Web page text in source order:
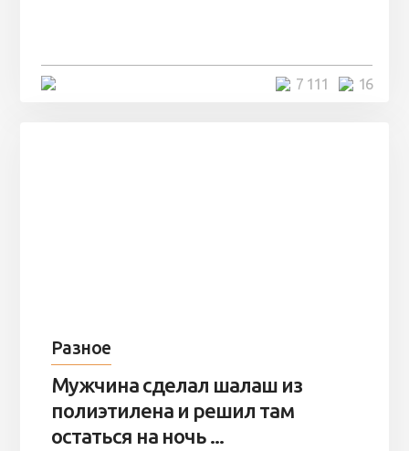
16
7 111
Разное
Мужчина сделал шалаш из
полиэтилена и решил там
остаться на ночь ...